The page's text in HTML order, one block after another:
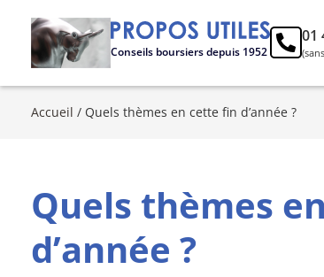
Conseils boursiers depuis 1952
01
Accueil / Quels thèmes en cette fin d’année ?
Quels thèmes
d’année ?